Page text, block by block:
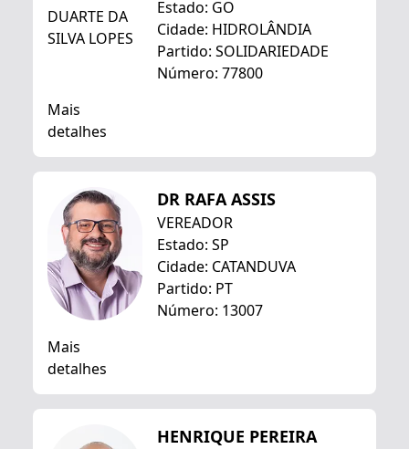
Estado: GO
Cidade: HIDROLÂNDIA
Partido: SOLIDARIEDADE
Número: 77800
Mais
detalhes
DR RAFA ASSIS
VEREADOR
Estado: SP
Cidade: CATANDUVA
Partido: PT
Número: 13007
Mais
detalhes
HENRIQUE PEREIRA